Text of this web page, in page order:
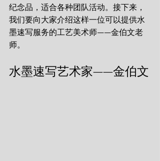
纪念品，适合各种团队活动。接下来，
我们要向大家介绍这样一位可以提供水
墨速写服务的工艺美术师——金伯文老
师。
水墨速写艺术家——金伯文